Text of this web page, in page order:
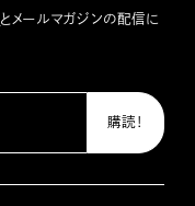
とメールマガジンの配信に